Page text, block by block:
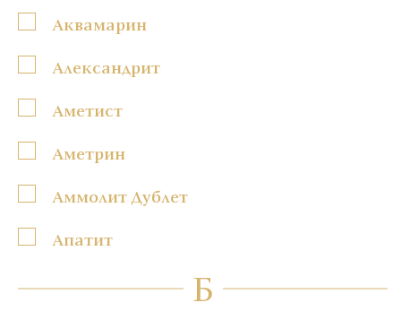
Аквамарин
Александрит
Аметист
Аметрин
Аммолит Дублет
Апатит
Б